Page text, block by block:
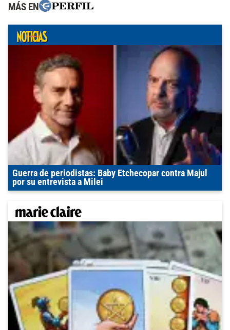
MÁS EN
Guerra de periodistas: Baby Etchecopar contra Majul
por su entrevista a Milei